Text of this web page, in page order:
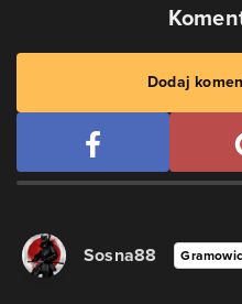
Dodaj
Sosna88